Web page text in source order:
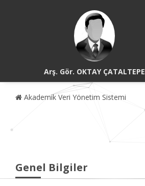
Arş. Gör. OKTAY ÇATALTEPE
Akademik Veri Yönetim Sistemi
Genel Bilgiler